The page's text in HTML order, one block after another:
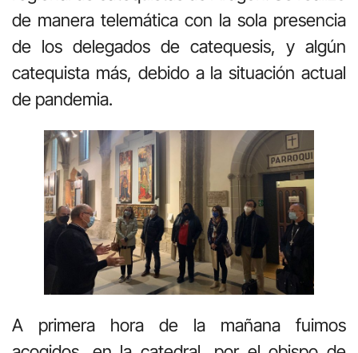
de manera telemática con la sola presencia
de los delegados de catequesis, y algún
catequista más, debido a la situación actual
de pandemia.
A primera hora de la mañana fuimos